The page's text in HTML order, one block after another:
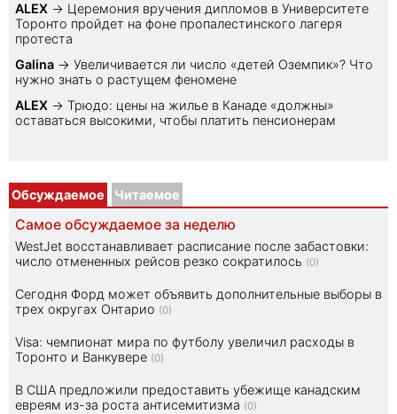
ALEX → Церемония вручения дипломов в Университете
Торонто пройдет на фоне пропалестинского лагеря
протеста
Galina → Увеличивается ли число «детей Оземпик»? Что
нужно знать о растущем феномене
ALEX → Трюдо: цены на жилье в Канаде «должны»
оставаться высокими, чтобы платить пенсионерам
Обсуждаемое Читаемое
Самое обсуждаемое за неделю
WestJet восстанавливает расписание после забастовки:
число отмененных рейсов резко сократилось (0)
Сегодня Форд может объявить дополнительные выборы в
трех округах Онтарио (0)
Visa: чемпионат мира по футболу увеличил расходы в
Торонто и Ванкувере (0)
В США предложили предоставить убежище канадским
евреям из-за роста антисемитизма (0)